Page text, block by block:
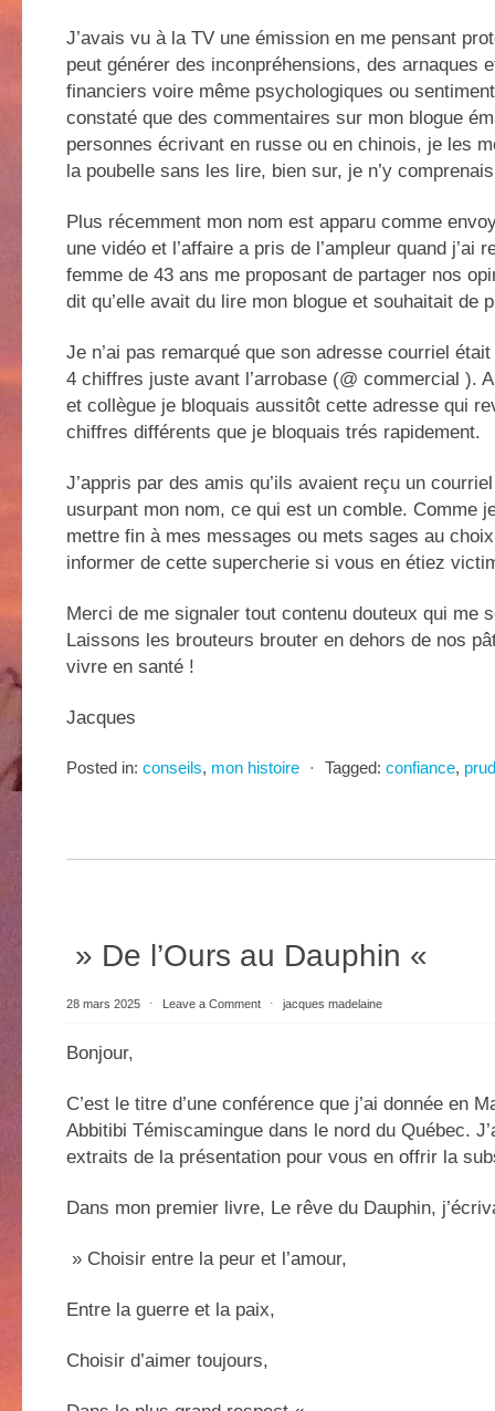
J’avais vu à la TV une émission en me pensant
peut générer des inconpréhensions, des arnaques
financiers voire même psychologiques ou
constaté que des commentaires sur mon blogue
personnes écrivant en russe ou en chinois, je les
la poubelle sans les lire, bien sur, je n’y
Plus récemment mon nom est apparu comme
une vidéo et l’affaire a pris de l’ampleur quand j’ai
femme de 43 ans me proposant de partager nos
dit qu’elle avait du lire mon blogue et souhaitait de
Je n’ai pas remarqué que son adresse courriel
4 chiffres juste avant l’arrobase (@ commercial ).
et collègue je bloquais aussitôt cette adresse qui
chiffres différents que je bloquais trés rapidement.
J’appris par des amis qu’ils avaient reçu un
usurpant mon nom, ce qui est un comble. Comme
mettre fin à mes messages ou mets sages au
informer de cette supercherie si vous en étiez
Merci de me signaler tout contenu douteux qui me
Laissons les brouteurs brouter en dehors de nos
vivre en santé !
Jacques
Posted in: conseils, mon histoire ⋅ Tagged: confiance,
» De l’Ours au Dauphin «
28 mars 2025 ⋅ Leave a Comment ⋅ jacques madelaine
Bonjour,
C’est le titre d’une conférence que j’ai donnée en
Abbitibi Témiscamingue dans le nord du Québec.
extraits de la présentation pour vous en offrir la
Dans mon premier livre, Le rêve du Dauphin,
» Choisir entre la peur et l’amour,
Entre la guerre et la paix,
Choisir d’aimer toujours,